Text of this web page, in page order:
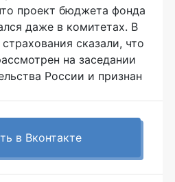
проект бюджета фонда
даже в комитетах. В
сказали, что
на заседании
России и признан
в Вконтакте